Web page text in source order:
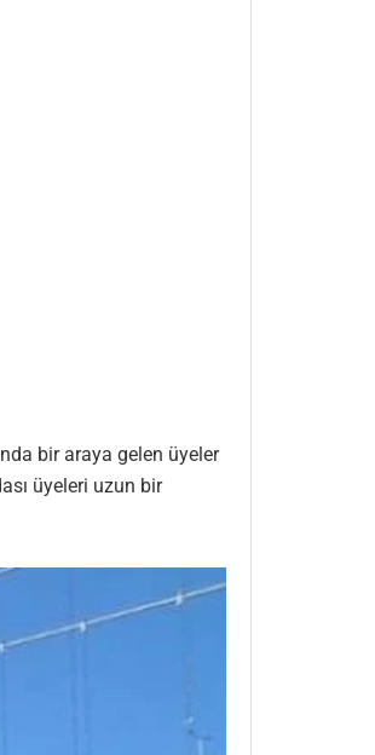
bir araya gelen üyeler
üyeleri uzun bir